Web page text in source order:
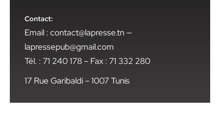
Contact:
Email : contact@lapresse.tn —
lapressepub@gmail.com
Tél. : 71 240 178 – Fax : 71 332 280
17 Rue Garibaldi – 1007 Tunis